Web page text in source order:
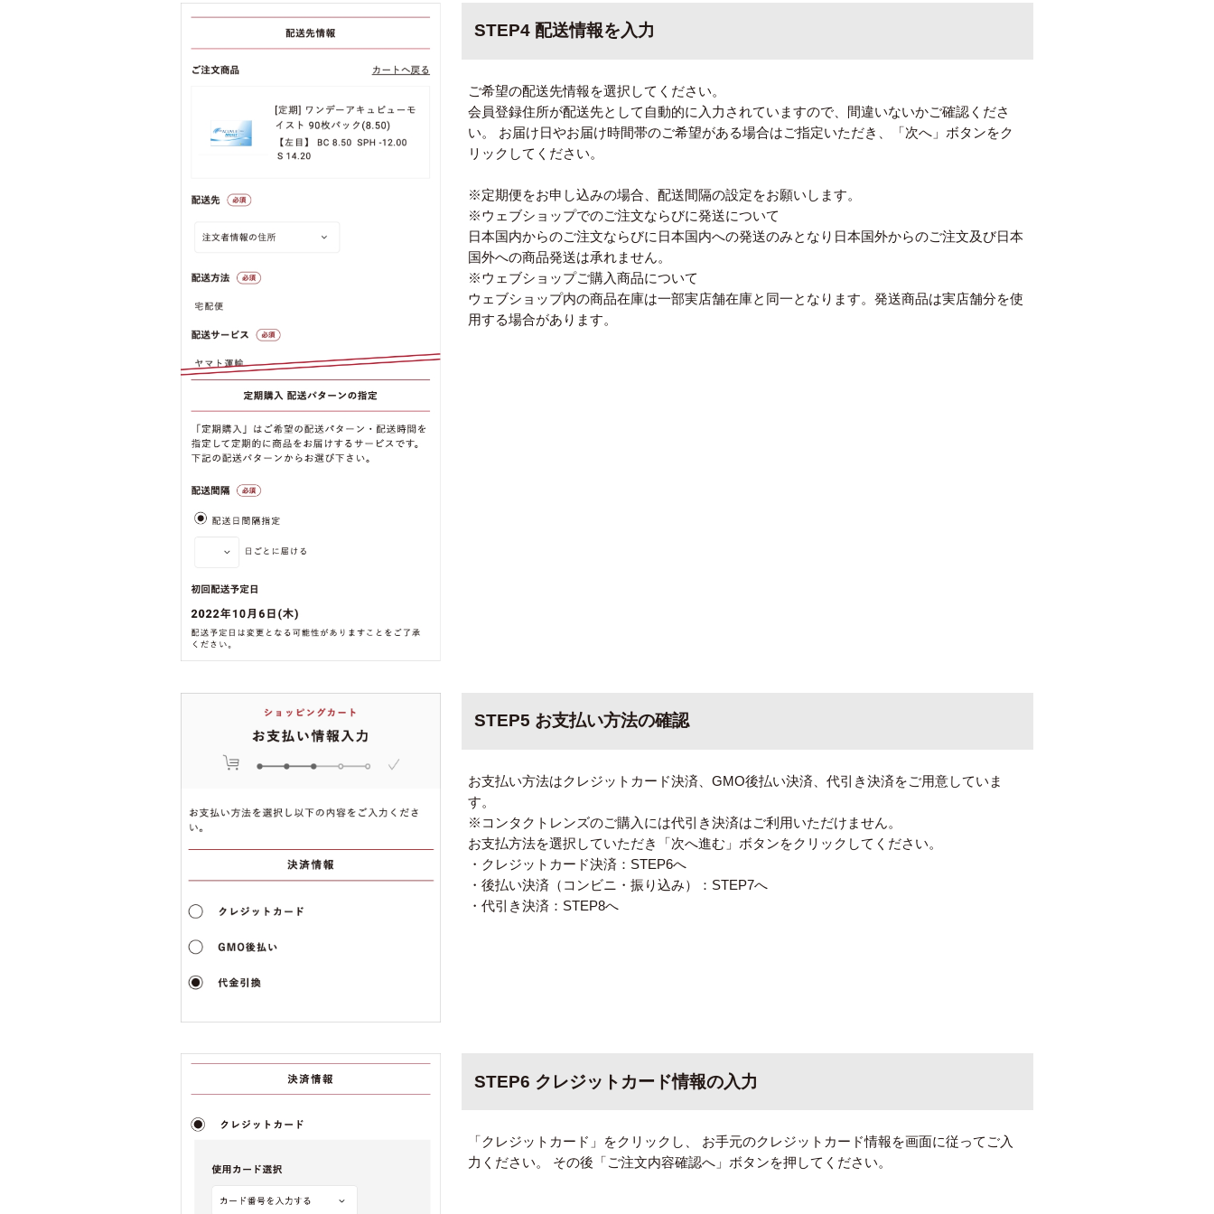
STEP4 配送情報を入力
ご希望の配送先情報を選択してください。
会員登録住所が配送先として自動的に入力されていますので、間違いないかご確認くださ
い。 お届け日やお届け時間帯のご希望がある場合はご指定いただき、「次へ」ボタンをク
リックしてください。
※定期便をお申し込みの場合、配送間隔の設定をお願いします。
※ウェブショップでのご注文ならびに発送について
日本国内からのご注文ならびに日本国内への発送のみとなり日本国外からのご注文及び日本
国外への商品発送は承れません。
※ウェブショップご購入商品について
ウェブショップ内の商品在庫は一部実店舗在庫と同一となります。発送商品は実店舗分を使
用する場合があります。
STEP5 お支払い方法の確認
お支払い方法はクレジットカード決済、GMO後払い決済、代引き決済をご用意していま
す。
※コンタクトレンズのご購入には代引き決済はご利用いただけません。
お支払方法を選択していただき「次へ進む」ボタンをクリックしてください。
・クレジットカード決済：STEP6へ
・後払い決済（コンビニ・振り込み）：STEP7へ
・代引き決済：STEP8へ
STEP6 クレジットカード情報の入力
「クレジットカード」をクリックし、 お手元のクレジットカード情報を画面に従ってご入
力ください。 その後「ご注文内容確認へ」ボタンを押してください。